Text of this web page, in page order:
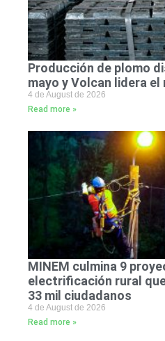
Producción de plomo
mayo y Volcan lidera el
4 de August de 2026
Read more »
MINEM culmina 9
electrificación rural
33 mil ciudadanos
4 de August de 2026
Read more »